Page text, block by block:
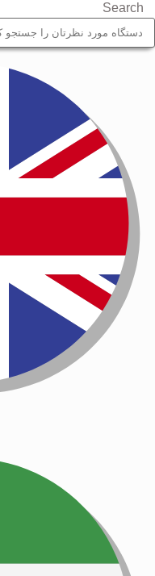
Search